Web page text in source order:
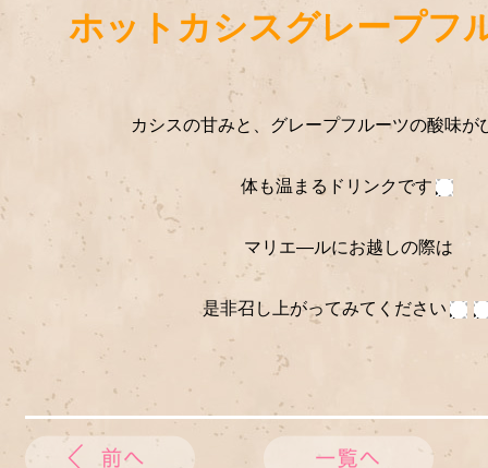
ホットカシスグレープフ
カシスの甘みと、グレープフルーツの酸味が
体も温まるドリンクです
マリエ―ルにお越しの際は
是非召し上がってみてください